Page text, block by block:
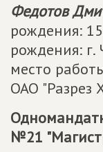
Федотов
рождения:
рождения: г.
место
ОАО "Разрез
№21